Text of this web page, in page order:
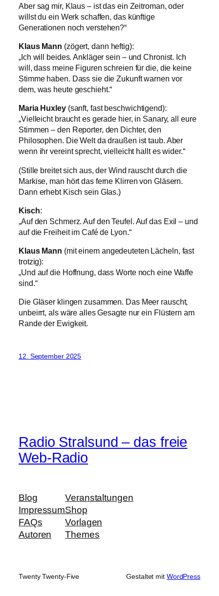
Aber sag mir, Klaus – ist das ein Zeitroman, oder
willst du ein Werk schaffen, das künftige
Generationen noch verstehen?“
Klaus Mann (zögert, dann heftig):
„Ich will beides. Ankläger sein – und Chronist. Ich
will, dass meine Figuren schreien für die, die keine
Stimme haben. Dass sie die Zukunft warnen vor
dem, was heute geschieht.“
Maria Huxley(sanft, fast beschwichtigend):
„Vielleicht braucht es gerade hier, in Sanary, all eure
Stimmen – den Reporter, den Dichter, den
Philosophen. Die Welt da draußen ist taub. Aber
wenn ihr vereint sprecht, vielleicht hallt es wider.“
(Stille breitet sich aus, der Wind rauscht durch die
Markise, man hört das ferne Klirren von Gläsern.
Dann erhebt Kisch sein Glas.)
Kisch:
„Auf den Schmerz. Auf den Teufel. Auf das Exil – und
auf die Freiheit im Café de Lyon.“
Klaus Mann (mit einem angedeuteten Lächeln, fast
trotzig):
„Und auf die Hoffnung, dass Worte noch eine Waffe
sind.“
Die Gläser klingen zusammen. Das Meer rauscht,
unbeirrt, als wäre alles Gesagte nur ein Flüstern am
Rande der Ewigkeit.
12. September 2025
Radio Stralsund – das freie
Web-Radio
Blog
Impressum
FAQs
Autoren
Veranstaltungen
Shop
Vorlagen
Themes
Twenty Twenty-Five Gestaltet mit WordPress